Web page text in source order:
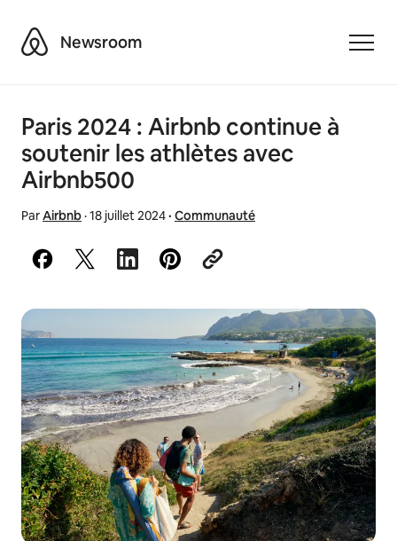
AirbnbNewsroom
Paris 2024 : Airbnb continue à
soutenir les athlètes avec
Airbnb500
ParAirbnb·18 juillet 2024· Communauté